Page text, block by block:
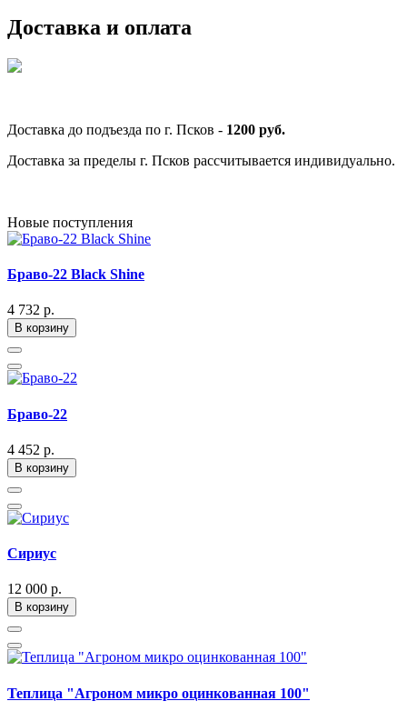
Доставка и оплата
Доставка до подъезда по г. Псков - 1200 руб.
Доставка за пределы г. Псков рассчитывается индивидуально.
Новые поступления
Браво-22 Black Shine
4 732 р.
В корзину
Браво-22
4 452 р.
В корзину
Сириус
12 000 р.
В корзину
Теплица "Агроном микро оцинкованная 100"